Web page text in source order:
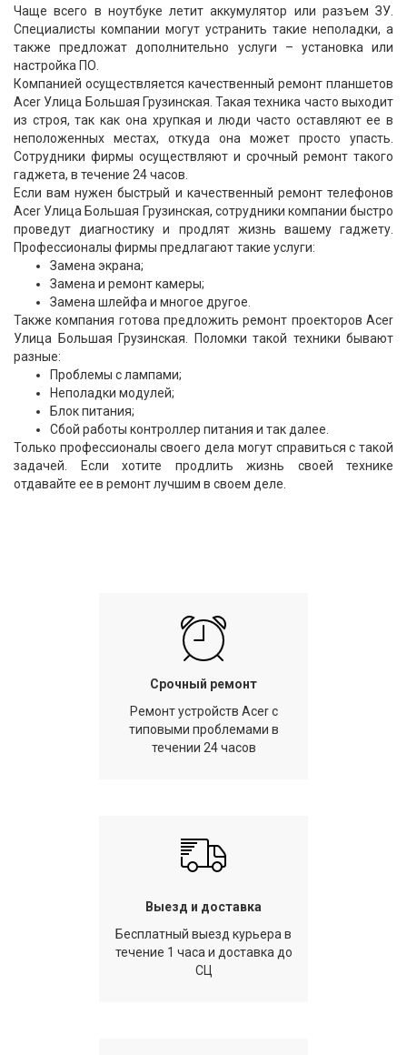
Чаще всего в ноутбуке летит аккумулятор или разъем ЗУ.
Специалисты компании могут устранить такие неполадки, а
также предложат дополнительно услуги – установка или
настройка ПО.
Компанией осуществляется качественный ремонт планшетов
Acer Улица Большая Грузинская. Такая техника часто выходит
из строя, так как она хрупкая и люди часто оставляют ее в
неположенных местах, откуда она может просто упасть.
Сотрудники фирмы осуществляют и срочный ремонт такого
гаджета, в течение 24 часов.
Если вам нужен быстрый и качественный ремонт телефонов
Acer Улица Большая Грузинская, сотрудники компании быстро
проведут диагностику и продлят жизнь вашему гаджету.
Профессионалы фирмы предлагают такие услуги:
Замена экрана;
Замена и ремонт камеры;
Замена шлейфа и многое другое.
Также компания готова предложить ремонт проекторов Acer
Улица Большая Грузинская. Поломки такой техники бывают
разные:
Проблемы с лампами;
Неполадки модулей;
Блок питания;
Сбой работы контроллер питания и так далее.
Только профессионалы своего дела могут справиться с такой
задачей. Если хотите продлить жизнь своей технике
отдавайте ее в ремонт лучшим в своем деле.
Срочный ремонт
Ремонт устройств Acer с
типовыми проблемами в
течении 24 часов
Выезд и доставка
Бесплатный выезд курьера в
течение 1 часа и доставка до
СЦ